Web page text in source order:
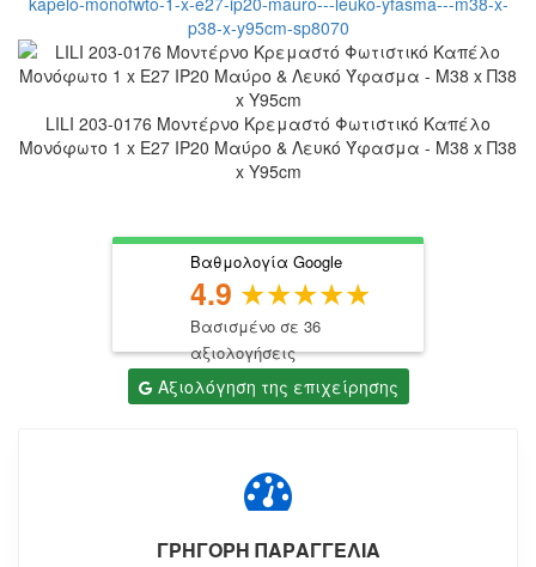
LILI 203-0176 Μοντέρνο Κρεμαστό Φωτιστικό Καπέλο
Μονόφωτο 1 x E27 IP20 Μαύρο & Λευκό Ύφασμα - Μ38 x Π38
x Υ95cm
Βαθμολογία Google
4.9
Βασισμένο σε 36
αξιολογήσεις
Αξιολόγηση της επιχείρησης
ΓΡΗΓΟΡΗ ΠΑΡΑΓΓΕΛΙΑ